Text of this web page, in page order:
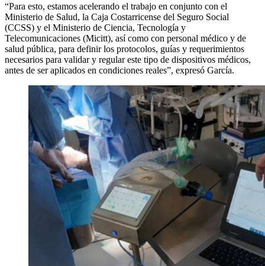
“Para esto, estamos acelerando el trabajo en conjunto con el
Ministerio de Salud, la Caja Costarricense del Seguro Social
(CCSS) y el Ministerio de Ciencia, Tecnología y
Telecomunicaciones (Micitt), así como con personal médico y de
salud pública, para definir los protocolos, guías y requerimientos
necesarios para validar y regular este tipo de dispositivos médicos,
antes de ser aplicados en condiciones reales”, expresó García.